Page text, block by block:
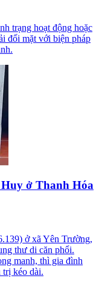
trạng hoạt động hoặc
đối mặt với biện pháp
ở Thanh Hóa
ở xã Yên Trường,
thư di căn phổi.
manh, thì gia đình
trị kéo dài.